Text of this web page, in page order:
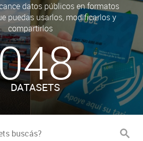
datos públicos en formatos
puedas usarlos, modificarlos y
compartirlos
DATASETS